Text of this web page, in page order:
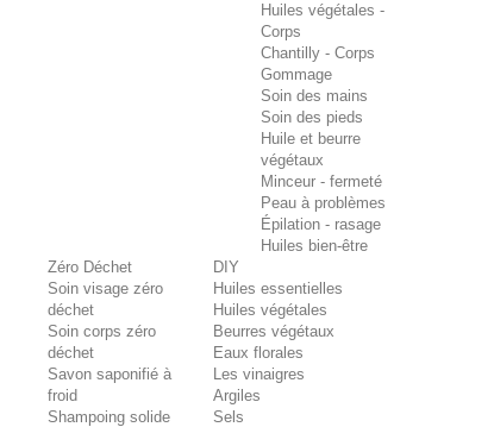
Huiles végétales -
Corps
Chantilly - Corps
Gommage
Soin des mains
Soin des pieds
Huile et beurre
végétaux
Minceur - fermeté
Peau à problèmes
Épilation - rasage
Huiles bien-être
Zéro Déchet
Soin visage zéro
déchet
Soin corps zéro
déchet
Savon saponifié à
froid
Shampoing solide
DIY
Huiles essentielles
Huiles végétales
Beurres végétaux
Eaux florales
Les vinaigres
Argiles
Sels